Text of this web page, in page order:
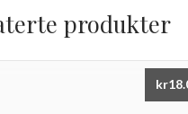
produkter
kr